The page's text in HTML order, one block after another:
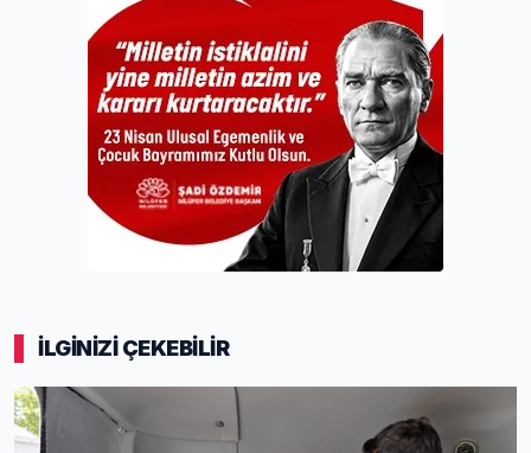
İLGİNİZİ ÇEKEBİLİR